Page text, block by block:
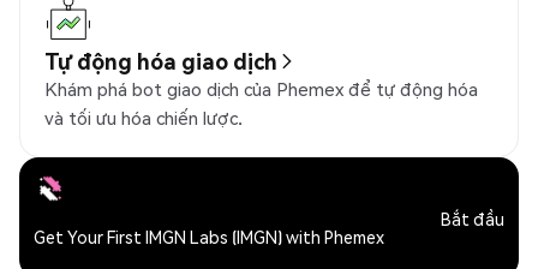
Tự động hóa giao dịch
Khám phá bot giao dịch của Phemex để tự động hóa
và tối ưu hóa chiến lược.
Get Your First IMGN Labs (IMGN) with Phemex
Bắt đầu